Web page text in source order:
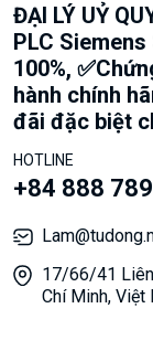
ĐẠI LÝ UỶ
PLC
100%,
hành chính
đãi đặc biệt
HOTLINE
+84 888
17/66/41 Liên
Chí Minh, Việt